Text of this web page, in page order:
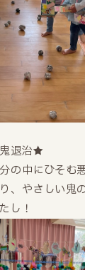
退治★
の中にひそむ
、やさしい鬼
し！